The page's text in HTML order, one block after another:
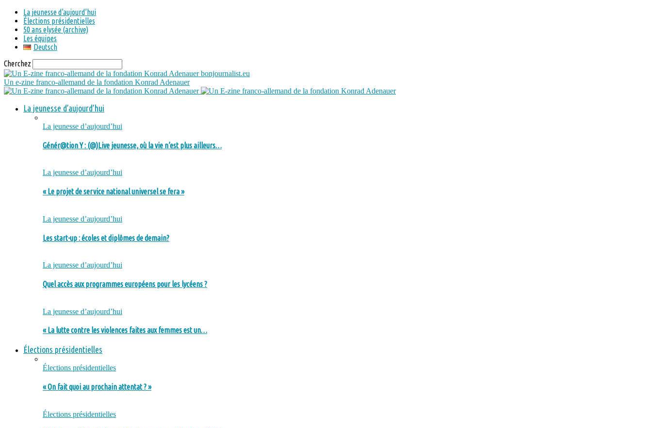
La jeunesse d’aujourd’hui
Élections présidentielles
50 ans elysée (archive)
Les équipes
Deutsch
Cherchez
bonjournalist.eu
Un e-zine franco-allemand de la fondation Konrad Adenauer
La jeunesse d’aujourd’hui
La jeunesse d’aujourd’hui
Génér@tion Y : (@)Live jeunesse, où la vie n’est plus ailleurs…
La jeunesse d’aujourd’hui
« Le projet de service national universel se fera »
La jeunesse d’aujourd’hui
Les start-up : écoles et diplômes de demain?
La jeunesse d’aujourd’hui
Quel accès aux programmes européens pour les lycéens ?
La jeunesse d’aujourd’hui
« La lutte contre les violences faites aux femmes est un…
Élections présidentielles
Élections présidentielles
« On fait quoi au prochain attentat ? »
Élections présidentielles